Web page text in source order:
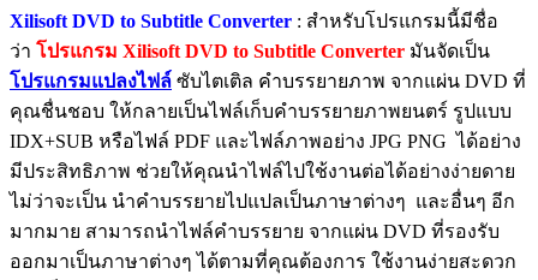
Xilisoft DVD to Subtitle Converter : สำหรับโปรแกรมนี้มีชื่อ
ว่า โปรแกรม Xilisoft DVD to Subtitle Converter มันจัดเป็น
โปรแกรมแปลงไฟล์ ซับไตเติล คำบรรยายภาพ จากแผ่น DVD ที่
คุณชื่นชอบ ให้กลายเป็นไฟล์เก็บคำบรรยายภาพยนตร์ รูปแบบ
IDX+SUB หรือไฟล์ PDF และไฟล์ภาพอย่าง JPG PNG ได้อย่าง
มีประสิทธิภาพ ช่วยให้คุณนำไฟล์ไปใช้งานต่อได้อย่างง่ายดาย
ไม่ว่าจะเป็น นำคำบรรยายไปแปลเป็นภาษาต่างๆ และอื่นๆ อีก
มากมาย สามารถนำไฟล์คำบรรยาย จากแผ่น DVD ที่รองรับ
ออกมาเป็นภาษาต่างๆ ได้ตามที่คุณต้องการ ใช้งานง่ายสะดวก